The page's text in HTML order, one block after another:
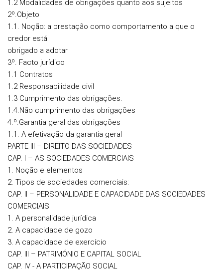
1.2 Modalidades de obrigações quanto aos sujeitos
2º.Objeto
1.1. Noção: a prestação como comportamento a que o
credor está
obrigado a adotar
3º. Facto jurídico
1.1 Contratos
1.2 Responsabilidade civil
1.3 Cumprimento das obrigações.
1.4.Não cumprimento das obrigações
4.º.Garantia geral das obrigações
1.1. A efetivação da garantia geral
PARTE III – DIREITO DAS SOCIEDADES
CAP. I – AS SOCIEDADES COMERCIAIS
1. Noção e elementos
2. Tipos de sociedades comerciais:
CAP. II – PERSONALIDADE E CAPACIDADE DAS SOCIEDADES
COMERCIAIS
1. A personalidade jurídica
2. A capacidade de gozo
3. A capacidade de exercício
CAP. III – PATRIMÓNIO E CAPITAL SOCIAL
CAP. IV - A PARTICIPAÇÃO SOCIAL